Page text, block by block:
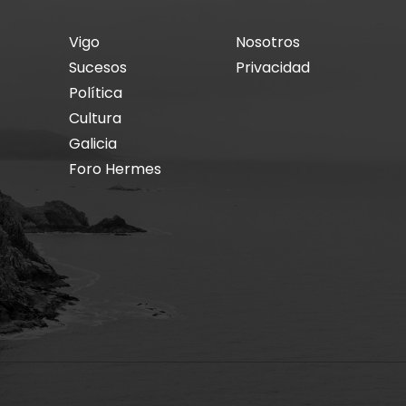
Vigo
Sucesos
Política
Cultura
Galicia
Foro Hermes
Nosotros
Privacidad